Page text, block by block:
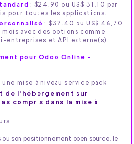
: $24.90 ou US$ 31,10 par
pour toutes les applications.
: $37.40 ou US$ 46,70
avec des options comme
entreprises et API externe(s).
pour Odoo Online -
mise à niveau service pack
de l'hébergement sur
compris dans la mise à
son positionnement open source, le